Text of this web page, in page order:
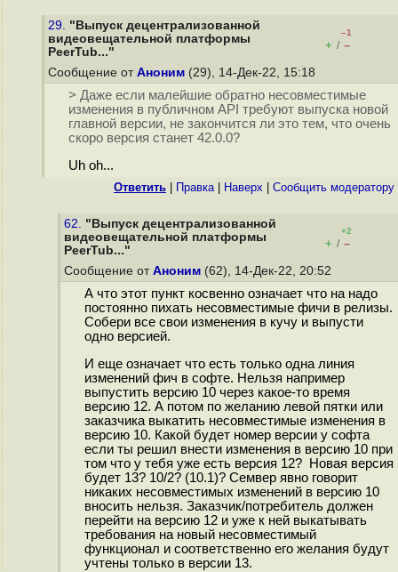
29. "Выпуск децентрализованной
видеовещательной платформы
PeerTub..."
–1
+ / –
Сообщение от Аноним (29), 14-Дек-22, 15:18
> Даже если малейшие обратно несовместимые
изменения в публичном API требуют выпуска новой
главной версии, не закончится ли это тем, что очень
скоро версия станет 42.0.0?
Uh oh...
Ответить Правка| Наверх Cообщить модератору
62. "Выпуск децентрализованной
видеовещательной платформы
PeerTub..."
+2
+ / –
Сообщение от Аноним (62), 14-Дек-22, 20:52
А что этот пункт косвенно означает что на надо
постоянно пихать несовместимые фичи в релизы.
Собери все свои изменения в кучу и выпусти
одно версией.
И еще означает что есть только одна линия
изменений фич в софте. Нельзя например
выпустить версию 10 через какое-то время
версию 12. А потом по желанию левой пятки или
заказчика выкатить несовместимые изменения в
версию 10. Какой будет номер версии у софта
если ты решил внести изменения в версию 10 при
том что у тебя уже есть версия 12? Новая версия
будет 13? 10/2? (10.1)? Семвер явно говорит
никаких несовместимых изменений в версию 10
вносить нельзя. Заказчик/потребитель должен
перейти на версию 12 и уже к ней выкатывать
требования на новый несовместимый
функционал и соответственно его желания будут
учтены только в версии 13.